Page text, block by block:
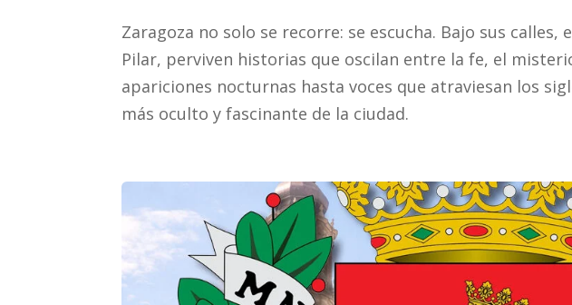
Zaragoza no solo se recorre: se escucha. Bajo sus
Pilar, perviven historias que oscilan entre la fe, el
apariciones nocturnas hasta voces que atraviesan los
más oculto y fascinante de la ciudad.